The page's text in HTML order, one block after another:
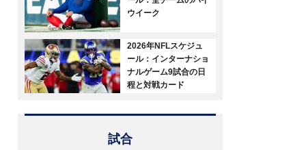
ウイーク
2026年NFLスケジュ
ール：インターナショ
ナルゲーム9試合の日
程と対戦カード
試合